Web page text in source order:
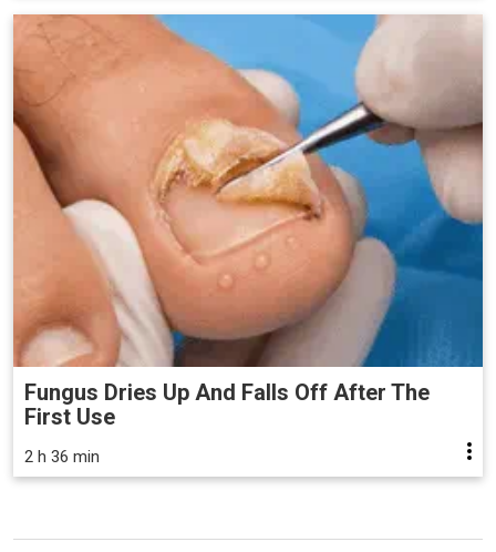
Fungus Dries Up And Falls Off After The
First Use
2 h 36 min